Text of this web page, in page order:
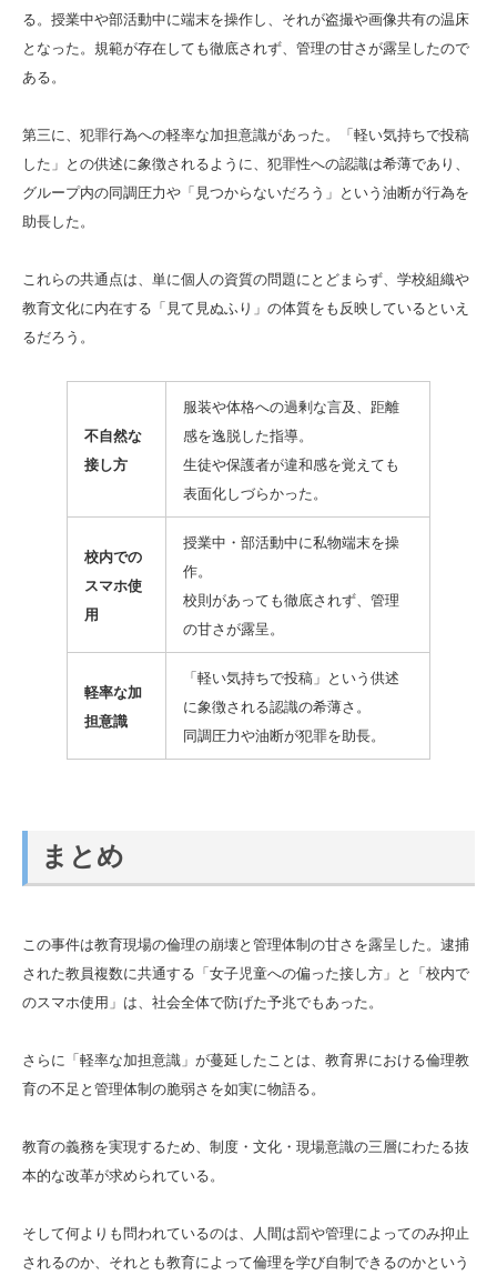
る。授業中や部活動中に端末を操作し、それが盗撮や画像共有の温床
となった。規範が存在しても徹底されず、管理の甘さが露呈したので
ある。
第三に、犯罪行為への軽率な加担意識があった。「軽い気持ちで投稿
した」との供述に象徴されるように、犯罪性への認識は希薄であり、
グループ内の同調圧力や「見つからないだろう」という油断が行為を
助長した。
これらの共通点は、単に個人の資質の問題にとどまらず、学校組織や
教育文化に内在する「見て見ぬふり」の体質をも反映しているといえ
るだろう。
不自然な
接し方
服装や体格への過剰な言及、距離
感を逸脱した指導。
生徒や保護者が違和感を覚えても
表面化しづらかった。
校内での
スマホ使
用
授業中・部活動中に私物端末を操
作。
校則があっても徹底されず、管理
の甘さが露呈。
軽率な加
担意識
「軽い気持ちで投稿」という供述
に象徴される認識の希薄さ。
同調圧力や油断が犯罪を助長。
まとめ
この事件は教育現場の倫理の崩壊と管理体制の甘さを露呈した。逮捕
された教員複数に共通する「女子児童への偏った接し方」と「校内で
のスマホ使用」は、社会全体で防げた予兆でもあった。
さらに「軽率な加担意識」が蔓延したことは、教育界における倫理教
育の不足と管理体制の脆弱さを如実に物語る。
教育の義務を実現するため、制度・文化・現場意識の三層にわたる抜
本的な改革が求められている。
そして何よりも問われているのは、人間は罰や管理によってのみ抑止
されるのか、それとも教育によって倫理を学び自制できるのかという